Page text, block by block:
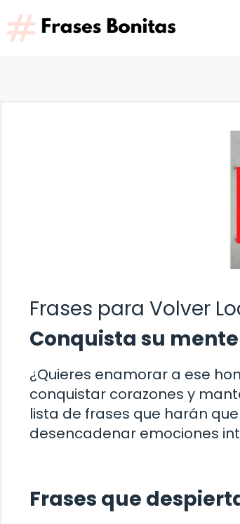
Saltar
al
contenido
Frases para Volver
Conquista su
¿Quieres enamorar a ese
conquistar corazones y
lista de frases que harán
desencadenar emociones
Frases que